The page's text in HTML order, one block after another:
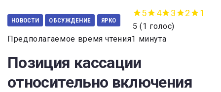
НОВОСТИ ОБСУЖДЕНИЕ ЯРКО
5 4 3 2 1
5 (1 голос)
Предполагаемое время чтения1 минута
Позиция кассации
относительно включения